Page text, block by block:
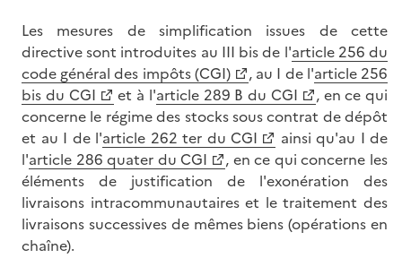
Les mesures de simplification issues de cette
directive sont introduites au III bis de l'article 256 du
code général des impôts (CGI)
, au I de l'article 256
bis du CGI
et à l'article 289 B du CGI
, en ce qui
concerne le régime des stocks sous contrat de dépôt
et au I de l'article 262 ter du CGI
ainsi qu'au I de
l'article 286 quater du CGI
, en ce qui concerne les
éléments de justification de l'exonération des
livraisons intracommunautaires et le traitement des
livraisons successives de mêmes biens (opérations en
chaîne).